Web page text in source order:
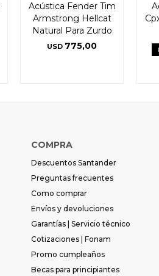
Acústica Fender Tim
Armstrong Hellcat
Natural Para Zurdo
USD 775,00
COMPRA
Descuentos Santander
Preguntas frecuentes
Como comprar
Envíos y devoluciones
Garantías | Servicio técnico
Cotizaciones | Fonam
Promo cumpleaños
Becas para principiantes